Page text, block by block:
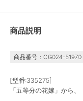
商品説明
商品番号：CG024-51970
[型番:335275]
「五等分の花嫁」から